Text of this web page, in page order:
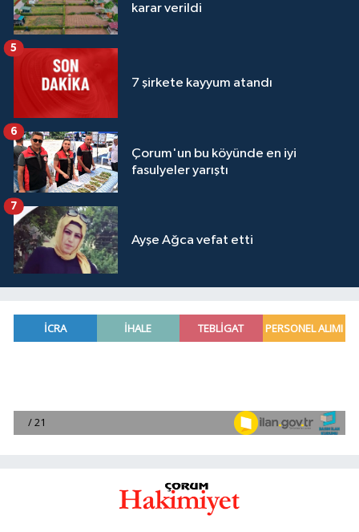
karar verildi
7 şirkete kayyum atandı
5
Çorum'un bu köyünde en iyi
fasulyeler yarıştı
6
Ayşe Ağca vefat etti
7